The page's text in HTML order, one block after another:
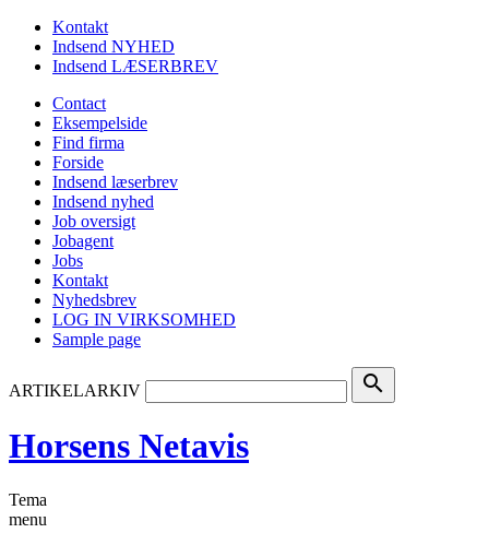
Kontakt
Indsend NYHED
Indsend LÆSERBREV
Contact
Eksempelside
Find firma
Forside
Indsend læserbrev
Indsend nyhed
Job oversigt
Jobagent
Jobs
Kontakt
Nyhedsbrev
LOG IN VIRKSOMHED
Sample page
ARTIKELARKIV search
Horsens Netavis
Tema
menu